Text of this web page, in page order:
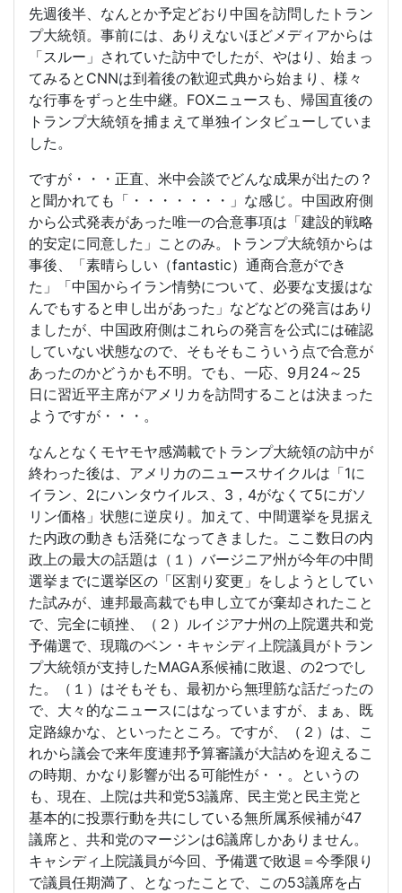
先週後半、なんとか予定どおり中国を訪問したトラン
プ大統領。事前には、ありえないほどメディアからは
「スルー」されていた訪中でしたが、やはり、始まっ
てみるとCNNは到着後の歓迎式典から始まり、様々
な行事をずっと生中継。FOXニュースも、帰国直後の
トランプ大統領を捕まえて単独インタビューしていま
した。
ですが・・・正直、米中会談でどんな成果が出たの？
と聞かれても「・・・・・・・」な感じ。中国政府側
から公式発表があった唯一の合意事項は「建設的戦略
的安定に同意した」ことのみ。トランプ大統領からは
事後、「素晴らしい（fantastic）通商合意ができ
た」「中国からイラン情勢について、必要な支援はな
んでもすると申し出があった」などなどの発言はあり
ましたが、中国政府側はこれらの発言を公式には確認
していない状態なので、そもそもこういう点で合意が
あったのかどうかも不明。でも、一応、9月24～25
日に習近平主席がアメリカを訪問することは決まった
ようですが・・・。
なんとなくモヤモヤ感満載でトランプ大統領の訪中が
終わった後は、アメリカのニュースサイクルは「1に
イラン、2にハンタウイルス、3，4がなくて5にガソ
リン価格」状態に逆戻り。加えて、中間選挙を見据え
た内政の動きも活発になってきました。ここ数日の内
政上の最大の話題は（１）バージニア州が今年の中間
選挙までに選挙区の「区割り変更」をしようとしてい
た試みが、連邦最高裁でも申し立てが棄却されたこと
で、完全に頓挫、（２）ルイジアナ州の上院選共和党
予備選で、現職のベン・キャシディ上院議員がトラン
プ大統領が支持したMAGA系候補に敗退、の2つでし
た。（１）はそもそも、最初から無理筋な話だったの
で、大々的なニュースにはなっていますが、まぁ、既
定路線かな、といったところ。ですが、（２）は、こ
れから議会で来年度連邦予算審議が大詰めを迎えるこ
の時期、かなり影響が出る可能性が・・。というの
も、現在、上院は共和党53議席、民主党と民主党と
基本的に投票行動を共にしている無所属系候補が47
議席と、共和党のマージンは6議席しかありません。
キャシディ上院議員が今回、予備選で敗退＝今季限り
で議員任期満了、となったことで、この53議席を占